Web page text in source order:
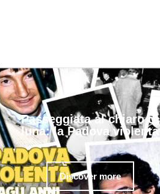
Passeggiata al chiaro di
luna: la Padova violenta
Discover more